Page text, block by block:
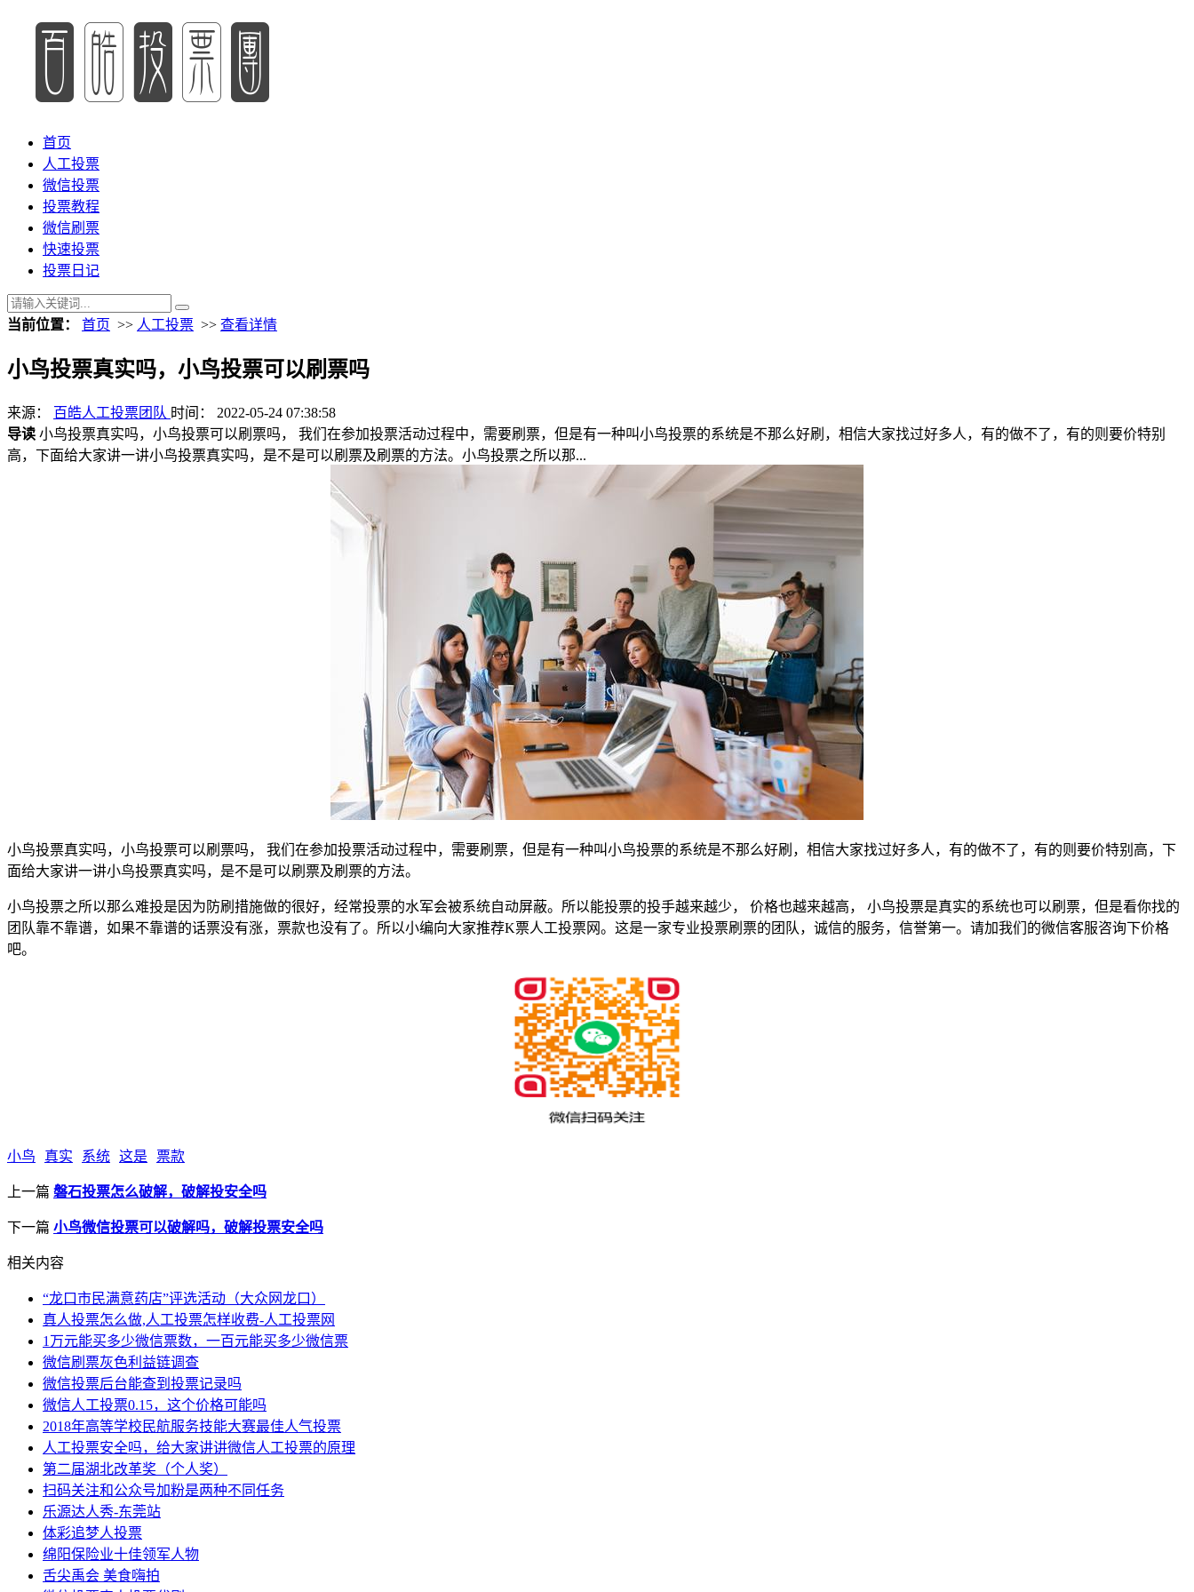
首页
人工投票
微信投票
投票教程
微信刷票
快速投票
投票日记
当前位置： 首页 >> 人工投票 >> 查看详情
小鸟投票真实吗，小鸟投票可以刷票吗
来源： 百皓人工投票团队 时间： 2022-05-24 07:38:58
导读 小鸟投票真实吗，小鸟投票可以刷票吗， 我们在参加投票活动过程中，需要刷票，但是有一种叫小鸟投票的系统是不那么好刷，相信大家找过好多人，有的做不了，有的则要价特别
高，下面给大家讲一讲小鸟投票真实吗，是不是可以刷票及刷票的方法。小鸟投票之所以那...
小鸟投票真实吗，小鸟投票可以刷票吗， 我们在参加投票活动过程中，需要刷票，但是有一种叫小鸟投票的系统是不那么好刷，相信大家找过好多人，有的做不了，有的则要价特别高，下
面给大家讲一讲小鸟投票真实吗，是不是可以刷票及刷票的方法。
小鸟投票之所以那么难投是因为防刷措施做的很好，经常投票的水军会被系统自动屏蔽。所以能投票的投手越来越少， 价格也越来越高， 小鸟投票是真实的系统也可以刷票，但是看你找的
团队靠不靠谱，如果不靠谱的话票没有涨，票款也没有了。所以小编向大家推荐K票人工投票网。这是一家专业投票刷票的团队，诚信的服务，信誉第一。请加我们的微信客服咨询下价格
吧。
小鸟 真实 系统 这是 票款
上一篇 磐石投票怎么破解，破解投安全吗
下一篇 小鸟微信投票可以破解吗，破解投票安全吗
相关内容
“龙口市民满意药店”评选活动（大众网龙口）
真人投票怎么做,人工投票怎样收费-人工投票网
1万元能买多少微信票数，一百元能买多少微信票
微信刷票灰色利益链调查
微信投票后台能查到投票记录吗
微信人工投票0.15，这个价格可能吗
2018年高等学校民航服务技能大赛最佳人气投票
人工投票安全吗，给大家讲讲微信人工投票的原理
第二届湖北改革奖（个人奖）
扫码关注和公众号加粉是两种不同任务
乐源达人秀-东莞站
体彩追梦人投票
绵阳保险业十佳领军人物
舌尖禹会 美食嗨拍